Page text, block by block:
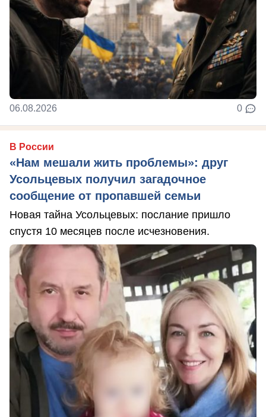
06.08.2026 0
В России
«Нам мешали жить проблемы»: друг
Усольцевых получил загадочное
сообщение от пропавшей семьи
Новая тайна Усольцевых: послание пришло
спустя 10 месяцев после исчезновения.